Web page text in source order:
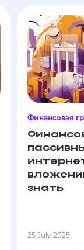
Финансовая
знать
25 July 2025